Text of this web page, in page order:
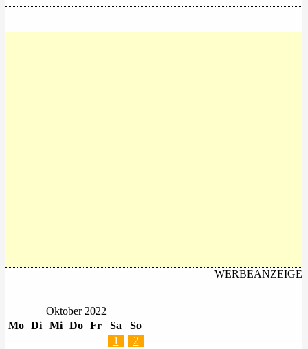
WERBEANZEIGE
Oktober 2022
Mo Di Mi Do Fr Sa So
1
2